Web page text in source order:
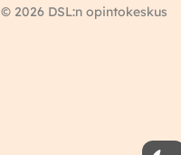
© 2026 DSL:n opintokeskus